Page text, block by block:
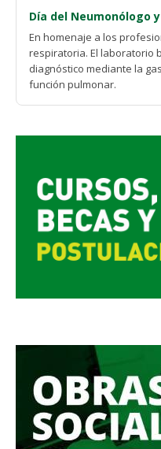
Día del Neumonólogo
En homenaje a los
respiratoria. El laboratorio
diagnóstico mediante la
función pulmonar.